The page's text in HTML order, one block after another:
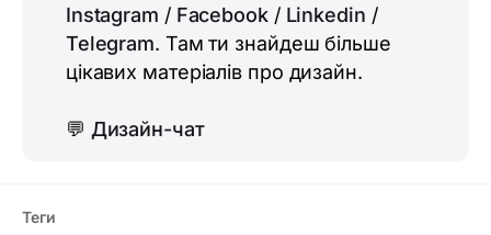
Instagram / Facebook/ Linkedin /
Telegram. Там ти знайдеш більше
цікавих матеріалів про дизайн.
💬 Дизайн-чат
Теги